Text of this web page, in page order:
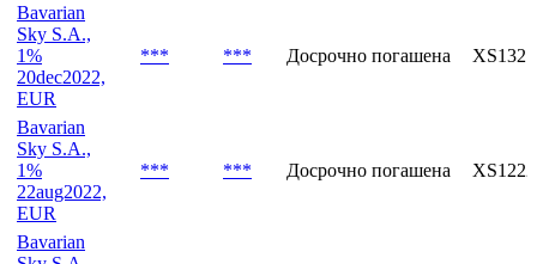
Bavarian
Sky S.A.,
1%
20dec2022,
EUR
*** *** Досрочно погашена
Bavarian
Sky S.A.,
1%
22aug2022,
EUR
*** *** Досрочно погашена
Bavarian